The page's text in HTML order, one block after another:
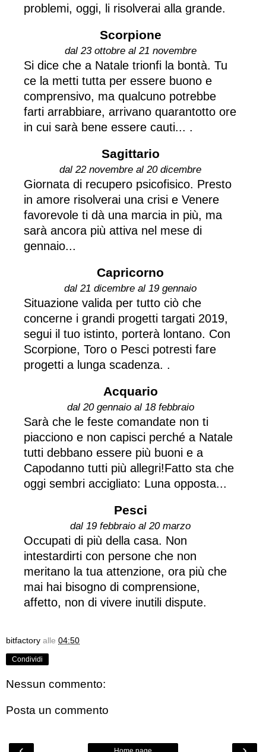
problemi, oggi, li risolverai alla grande.
Scorpione
dal 23 ottobre al 21 novembre
Si dice che a Natale trionfi la bontà. Tu
ce la metti tutta per essere buono e
comprensivo, ma qualcuno potrebbe
farti arrabbiare, arrivano quarantotto ore
in cui sarà bene essere cauti... .
Sagittario
dal 22 novembre al 20 dicembre
Giornata di recupero psicofisico. Presto
in amore risolverai una crisi e Venere
favorevole ti dà una marcia in più, ma
sarà ancora più attiva nel mese di
gennaio...
Capricorno
dal 21 dicembre al 19 gennaio
Situazione valida per tutto ciò che
concerne i grandi progetti targati 2019,
segui il tuo istinto, porterà lontano. Con
Scorpione, Toro o Pesci potresti fare
progetti a lunga scadenza. .
Acquario
dal 20 gennaio al 18 febbraio
Sarà che le feste comandate non ti
piacciono e non capisci perché a Natale
tutti debbano essere più buoni e a
Capodanno tutti più allegri!Fatto sta che
oggi sembri accigliato: Luna opposta...
Pesci
dal 19 febbraio al 20 marzo
Occupati di più della casa. Non
intestardirti con persone che non
meritano la tua attenzione, ora più che
mai hai bisogno di comprensione,
affetto, non di vivere inutili dispute.
bitfactory alle 04:50
Condividi
Nessun commento:
Posta un commento